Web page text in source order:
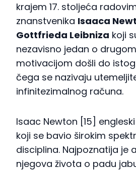
krajem 17. stoljeća
znanstvenika Isaaca
Gottfrieda Leibniza koji
nezavisno jedan o
motivacijom došli do
čega se nazivaju
infinitezimalnog računa.
Isaac Newton [15]
koji se bavio širokim
disciplina. Najpoznatija je
njegova života o padu